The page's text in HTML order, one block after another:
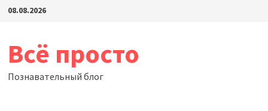
Перейти
08.08.2026
Всё просто
Познавательный блог